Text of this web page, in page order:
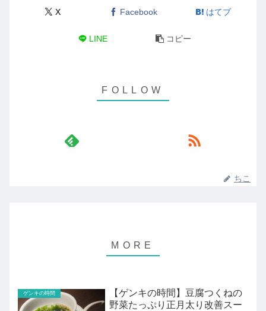
X Facebook はてブ
LINE コピー
ちこ
ゲンキの時間
【ゲンキの時間】豆腐つくねの
野菜たっぷり正月太り改善スー